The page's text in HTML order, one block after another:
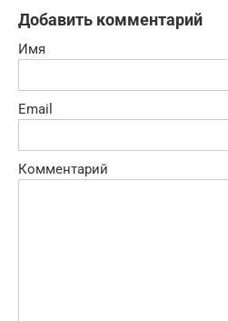
Добавить комментарий
Имя
Email
Комментарий